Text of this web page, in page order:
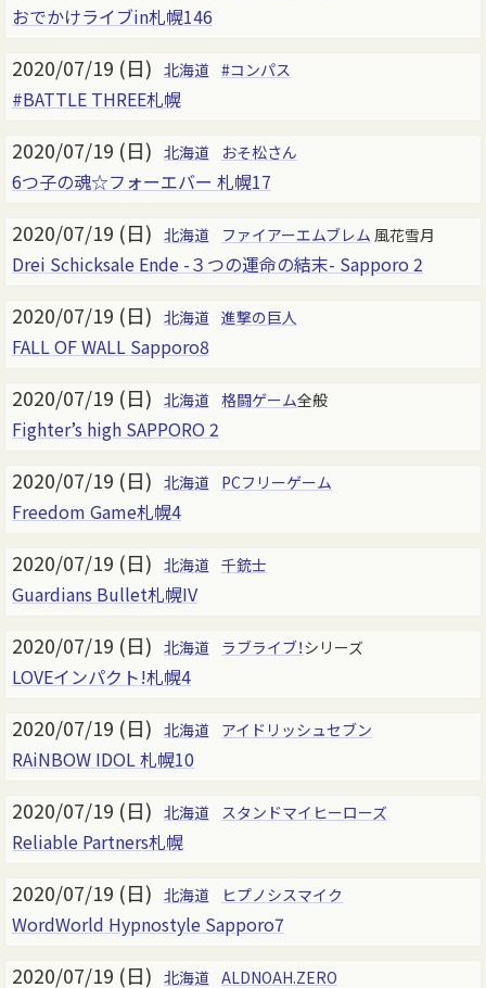
おでかけライブin札幌146
2020/07/19 (日) 北海道 #コンパス
#BATTLE THREE札幌
2020/07/19 (日) 北海道 おそ松さん
6つ子の魂☆フォーエバー 札幌17
2020/07/19 (日) 北海道 ファイアーエムブレム 風花雪月
Drei Schicksale Ende -３つの運命の結末- Sapporo 2
2020/07/19 (日) 北海道 進撃の巨人
FALL OF WALL Sapporo8
2020/07/19 (日) 北海道 格闘ゲーム全般
Fighter’s high SAPPORO 2
2020/07/19 (日) 北海道 PCフリーゲーム
Freedom Game札幌4
2020/07/19 (日) 北海道 千銃士
Guardians Bullet札幌IV
2020/07/19 (日) 北海道 ラブライブ！シリーズ
LOVEインパクト!札幌4
2020/07/19 (日) 北海道 アイドリッシュセブン
RAiNBOW IDOL 札幌10
2020/07/19 (日) 北海道 スタンドマイヒーローズ
Reliable Partners札幌
2020/07/19 (日) 北海道 ヒプノシスマイク
WordWorld Hypnostyle Sapporo7
2020/07/19 (日) 北海道 ALDNOAH.ZERO